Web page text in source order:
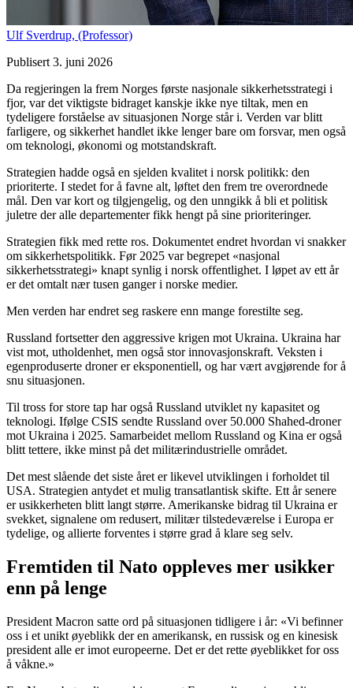
Ulf Sverdrup, (Professor)
Publisert 3. juni 2026
Da regjeringen la frem Norges første nasjonale sikkerhetsstrategi i
fjor, var det viktigste bidraget kanskje ikke nye tiltak, men en
tydeligere forståelse av situasjonen Norge står i. Verden var blitt
farligere, og sikkerhet handlet ikke lenger bare om forsvar, men også
om teknologi, økonomi og motstandskraft.
Strategien hadde også en sjelden kvalitet i norsk politikk: den
prioriterte. I stedet for å favne alt, løftet den frem tre overordnede
mål. Den var kort og tilgjengelig, og den unngikk å bli et politisk
juletre der alle departementer fikk hengt på sine prioriteringer.
Strategien fikk med rette ros. Dokumentet endret hvordan vi snakker
om sikkerhetspolitikk. Før 2025 var begrepet «nasjonal
sikkerhetsstrategi» knapt synlig i norsk offentlighet. I løpet av ett år
er det omtalt nær tusen ganger i norske medier.
Men verden har endret seg raskere enn mange forestilte seg.
Russland fortsetter den aggressive krigen mot Ukraina. Ukraina har
vist mot, utholdenhet, men også stor innovasjonskraft. Veksten i
egenproduserte droner er eksponentiell, og har vært avgjørende for å
snu situasjonen.
Til tross for store tap har også Russland utviklet ny kapasitet og
teknologi. Ifølge CSIS sendte Russland over 50.000 Shahed-droner
mot Ukraina i 2025. Samarbeidet mellom Russland og Kina er også
blitt tettere, ikke minst på det militærindustrielle området.
Det mest slående det siste året er likevel utviklingen i forholdet til
USA. Strategien antydet et mulig transatlantisk skifte. Ett år senere
er usikkerheten blitt langt større. Amerikanske bidrag til Ukraina er
svekket, signalene om redusert, militær tilstedeværelse i Europa er
tydelige, og allierte forventes i større grad å klare seg selv.
Fremtiden til Nato oppleves mer usikker
enn på lenge
President Macron satte ord på situasjonen tidligere i år: «Vi befinner
oss i et unikt øyeblikk der en amerikansk, en russisk og en kinesisk
president alle er imot europeerne. Det er det rette øyeblikket for oss
å våkne.»